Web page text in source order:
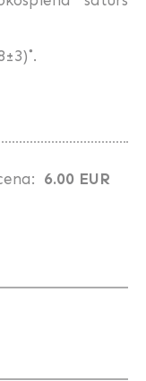
6.00 EUR